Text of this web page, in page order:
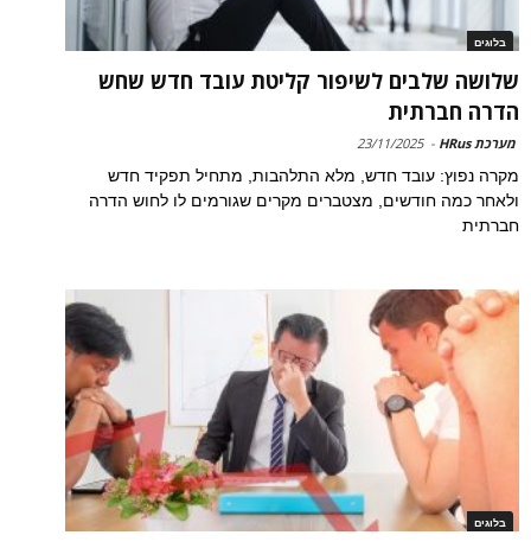
בלוגים
שלושה שלבים לשיפור קליטת עובד חדש שחש
הדרה חברתית
מערכת HRus -
23/11/2025
מקרה נפוץ: עובד חדש, מלא התלהבות, מתחיל תפקיד חדש
ולאחר כמה חודשים, מצטברים מקרים שגורמים לו לחוש הדרה
חברתית
בלוגים